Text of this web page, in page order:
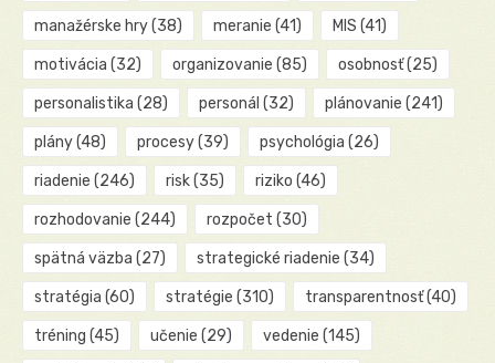
manažérske hry(38) meranie (41) MIS (41)
motivácia (32) organizovanie (85) osobnosť(25)
personalistika (28) personál (32) plánovanie (241)
plány(48) procesy(39) psychológia (26)
riadenie (246) risk(35) riziko (46)
rozhodovanie (244) rozpočet (30)
spätná väzba (27) strategické riadenie (34)
stratégia (60) stratégie (310) transparentnosť(40)
tréning (45) učenie (29) vedenie (145)